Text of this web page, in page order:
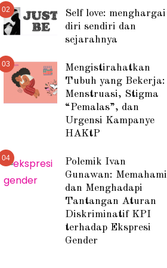
02
Self love: menghargai
diri sendiri dan
sejarahnya
03
Mengistirahatkan
Tubuh yang Bekerja:
Menstruasi, Stigma
“Pemalas”, dan
Urgensi Kampanye
HAKtP
04
Polemik Ivan
Gunawan: Memahami
dan Menghadapi
Tantangan Aturan
Diskriminatif KPI
terhadap Ekspresi
Gender